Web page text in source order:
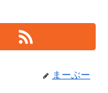
まーぶー